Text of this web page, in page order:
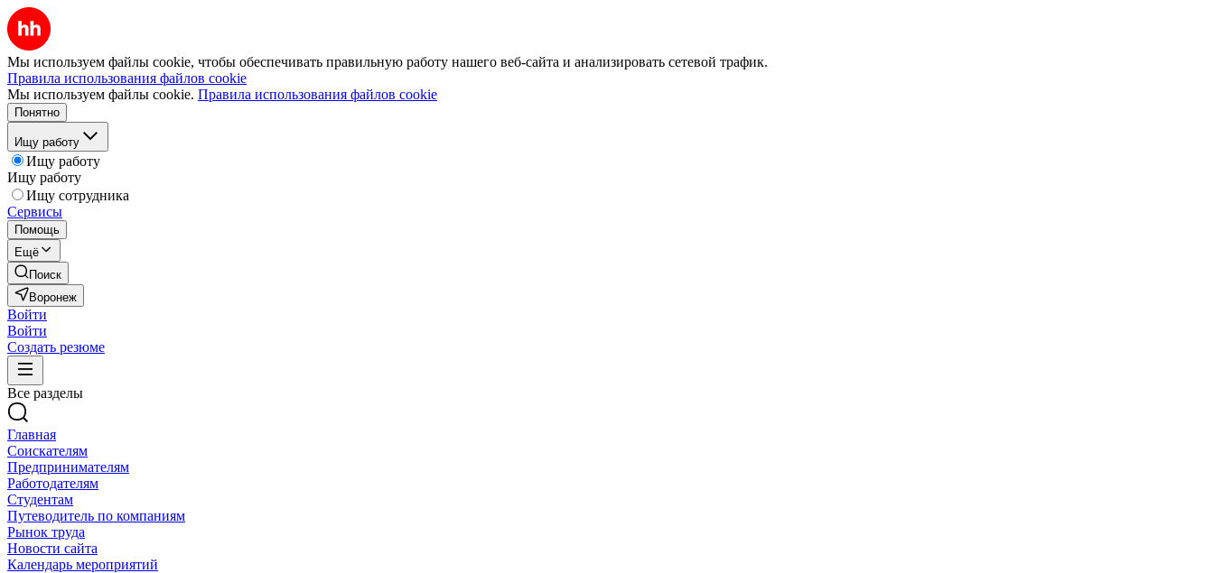
Мы используем файлы cookie, чтобы обеспечивать правильную работу нашего веб-сайта и анализировать сетевой трафик.
Правила использования файлов cookie
Мы используем файлы cookie. Правила использования файлов cookie
Понятно
Ищу работу
Ищу работу
Ищу работу
Ищу сотрудника
Сервисы
Помощь
Ещё
Поиск
Воронеж
Войти
Войти
Создать резюме
Все разделы
Главная
Соискателям
Предпринимателям
Работодателям
Студентам
Путеводитель по компаниям
Рынок труда
Новости сайта
Календарь мероприятий